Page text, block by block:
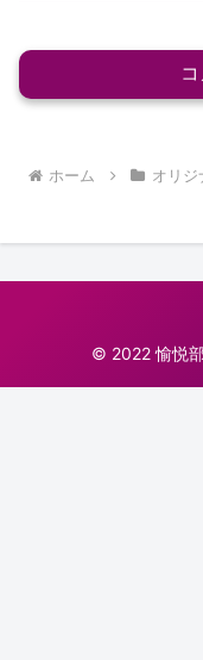
ホーム オリジ
© 2022 愉悦